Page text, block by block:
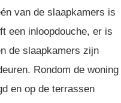
van de slaapkamers is
een inloopdouche, er is
de slaapkamers zijn
Rondom de woning
en op de terrassen